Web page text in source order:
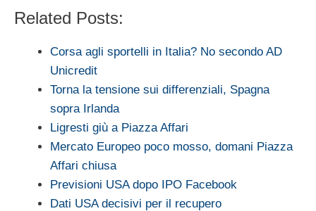
Related Posts:
Corsa agli sportelli in Italia? No secondo AD
Unicredit
Torna la tensione sui differenziali, Spagna
sopra Irlanda
Ligresti giù a Piazza Affari
Mercato Europeo poco mosso, domani Piazza
Affari chiusa
Previsioni USA dopo IPO Facebook
Dati USA decisivi per il recupero